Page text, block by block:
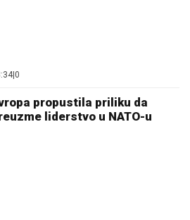
0
propustila priliku da
liderstvo u NATO-u